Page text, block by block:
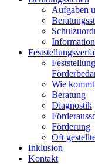
Aufgaben
Wie
Beratung
Diagnostik
Förderung
Oft
Inklusion
Kontakt